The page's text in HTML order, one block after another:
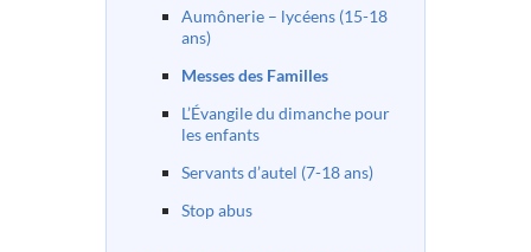
Aumônerie – lycéens (15-18
ans)
Messes des Familles
L’Évangile du dimanche pour
les enfants
Servants d’autel (7-18 ans)
Stop abus